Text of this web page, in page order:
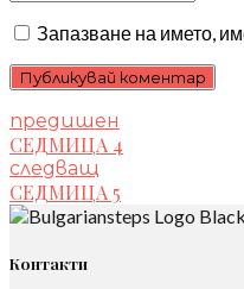
Запазване на името,
Публикувай коментар
предишен
СЕДМИЦА 4
следващ
СЕДМИЦА 5
Контакти